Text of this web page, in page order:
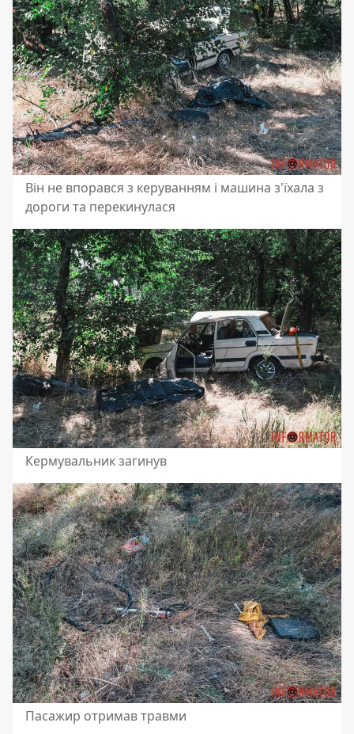
Він не впорався з керуванням і машина з'їхала з
дороги та перекинулася
Кермувальник загинув
Пасажир отримав травми